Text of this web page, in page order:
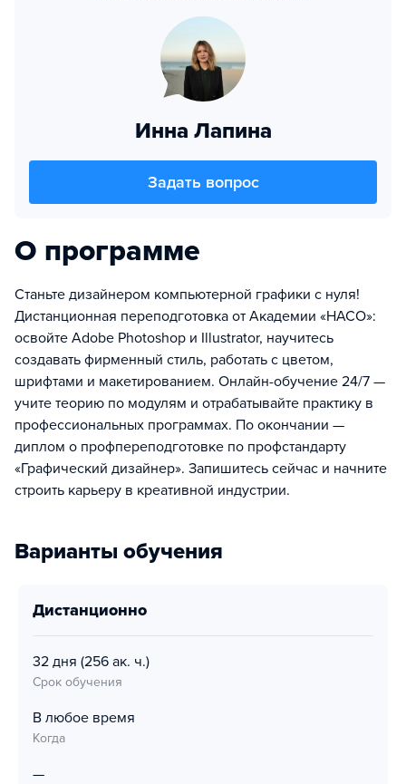
Инна Лапина
Задать вопрос
О программе
Станьте дизайнером компьютерной графики с нуля!
Дистанционная переподготовка от Академии «НАСО»:
освойте Adobe Photoshop и Illustrator, научитесь
создавать фирменный стиль, работать с цветом,
шрифтами и макетированием. Онлайн-обучение 24/7 —
учите теорию по модулям и отрабатывайте практику в
профессиональных программах. По окончании —
диплом о профпереподготовке по профстандарту
«Графический дизайнер». Запишитесь сейчас и начните
строить карьеру в креативной индустрии.
Варианты обучения
дистанционно
32 дня (256 ак. ч.)
Срок обучения
В любое время
Когда
—